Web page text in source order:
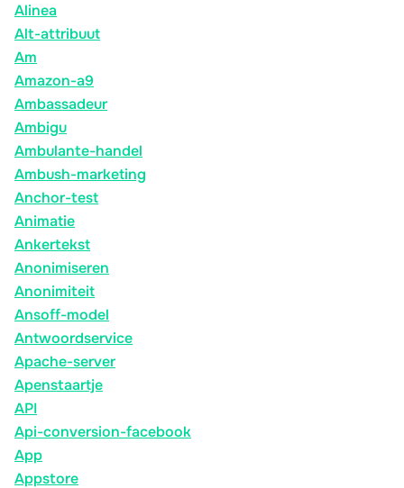
Alinea
Alt-attribuut
Am
Amazon-a9
Ambassadeur
Ambigu
Ambulante-handel
Ambush-marketing
Anchor-test
Animatie
Ankertekst
Anonimiseren
Anonimiteit
Ansoff-model
Antwoordservice
Apache-server
Apenstaartje
API
Api-conversion-facebook
App
Appstore